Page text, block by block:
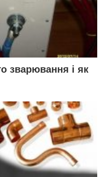
зварювання і як